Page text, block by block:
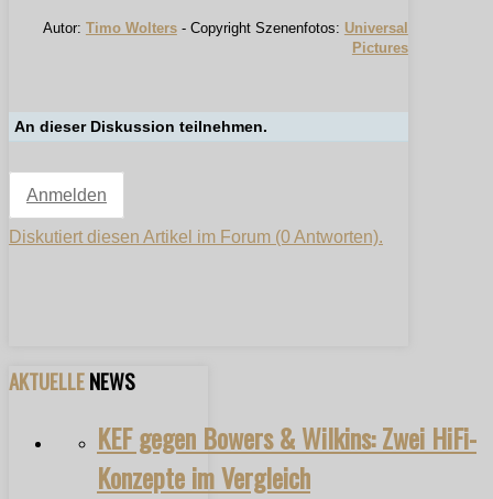
Autor: Timo Wolters- Copyright Szenenfotos: Universal
Pictures
An dieser Diskussion teilnehmen.
Anmelden
Diskutiert diesen Artikel im Forum (0 Antworten).
AKTUELLENEWS
KEF gegen Bowers & Wilkins: Zwei HiFi-
Konzepte im Vergleich